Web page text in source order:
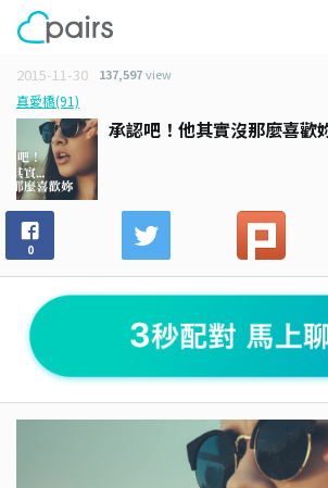
2015-11-30 137,597view
真愛橋(91)
承認吧！他其實沒那麼喜歡
0